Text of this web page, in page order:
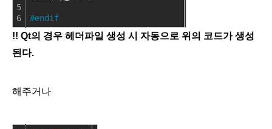
5
6
#endif
!! Qt의 경우 헤더파일 생성 시 자동으로 위의 코드가생성
된다.
해주거나